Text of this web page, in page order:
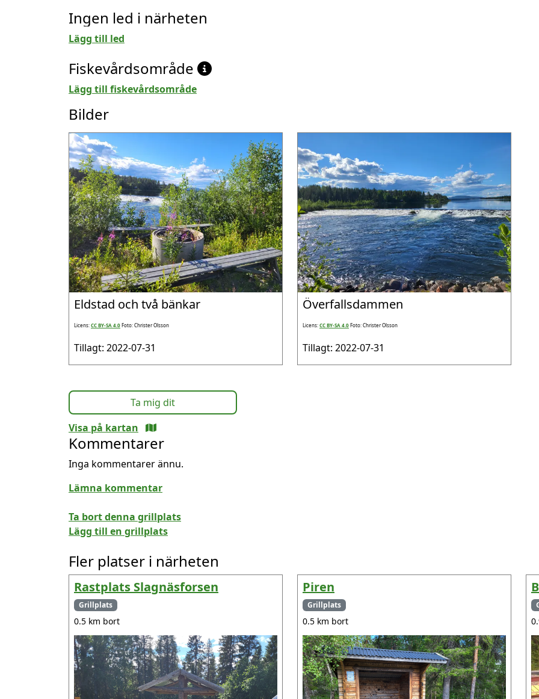
Ingen led i närheten
Lägg till led
Fiskevårdsområde
Lägg till fiskevårdsområde
Bilder
Eldstad och två bänkar
Licens:CC BY-SA 4.0Foto: Christer Olsson
Tillagt: 2022-07-31
Överfallsdammen
Licens:CC BY-SA 4.0Foto: Christer Olsson
Tillagt: 2022-07-31
Ta mig dit
Visa på kartan
Kommentarer
Inga kommentarer ännu.
Lämna kommentar
Ta bort denna grillplats
Lägg till en grillplats
Fler platser i närheten
Rastplats Slagnäsforsen
Grillplats
0.5 km bort
Piren
Grillplats
0.5 km bort